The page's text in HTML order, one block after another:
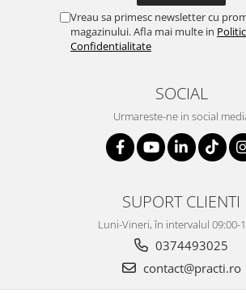
Vreau sa primesc newsletter cu
magazinului. Afla mai multe in
Confidentialitate
SOCIAL
Urmareste-ne in social
SUPORT CLIENTI
Luni-Vineri, în intervalul 09:00-
0374493025
contact@practi.ro